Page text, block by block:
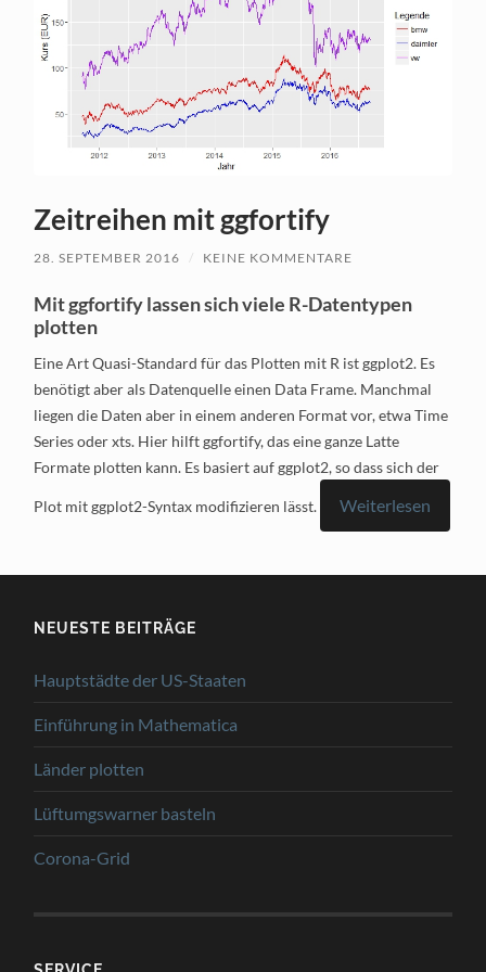
Zeitreihen mit ggfortify
28. SEPTEMBER 2016 / KEINE KOMMENTARE
Mit ggfortify lassen sich viele R-Datentypen
plotten
Eine Art Quasi-Standard für das Plotten mit R ist ggplot2. Es
benötigt aber als Datenquelle einen Data Frame. Manchmal
liegen die Daten aber in einem anderen Format vor, etwa Time
Series oder xts. Hier hilft ggfortify, das eine ganze Latte
Formate plotten kann. Es basiert auf ggplot2, so dass sich der
Plot mit ggplot2-Syntax modifizieren lässt. Weiterlesen
NEUESTE BEITRÄGE
Hauptstädte der US-Staaten
Einführung in Mathematica
Länder plotten
Lüftumgswarner basteln
Corona-Grid